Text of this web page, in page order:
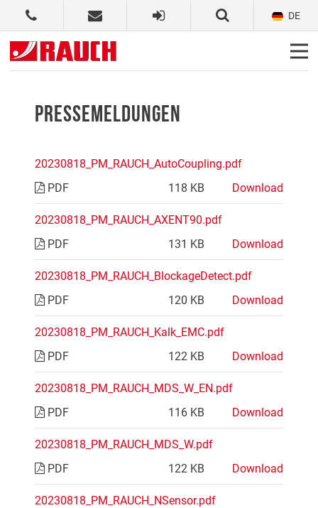
DE
PRESSEMELDUNGEN
20230818_PM_RAUCH_AutoCoupling.pdf
PDF
118 KB Download
20230818_PM_RAUCH_AXENT90.pdf
PDF
131 KB Download
20230818_PM_RAUCH_BlockageDetect.pdf
PDF
120 KB Download
20230818_PM_RAUCH_Kalk_EMC.pdf
PDF
122 KB Download
20230818_PM_RAUCH_MDS_W_EN.pdf
PDF
116 KB Download
20230818_PM_RAUCH_MDS_W.pdf
PDF
122 KB Download
20230818_PM_RAUCH_NSensor.pdf